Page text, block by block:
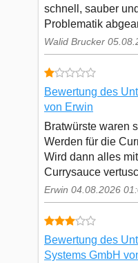
schnell, sauber
Problematik
Walid Brucker
Bewertung des
von Erwin
Bratwürste waren
Werden für die
Wird dann alles
Currysauce
Erwin 04.08.2026
Bewertung des
Systems GmbH